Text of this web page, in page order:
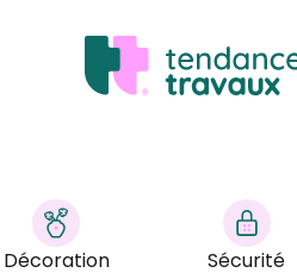
Décoration Sécurité